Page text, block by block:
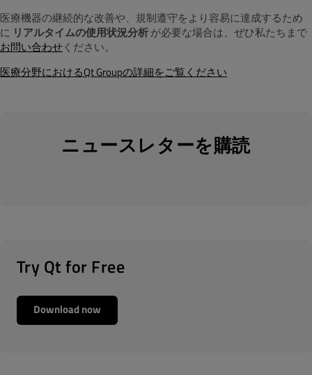
医療機器の継続的な改善や、規制遵守をより容易に達成するため
に リアルタイムの使用状況分析が必要な場合は、ぜひ私たちまで
お問い合わせください。
医療分野におけるQt Groupの詳細をご覧ください
ニュースレターを購読
Try Qt for Free
Download now